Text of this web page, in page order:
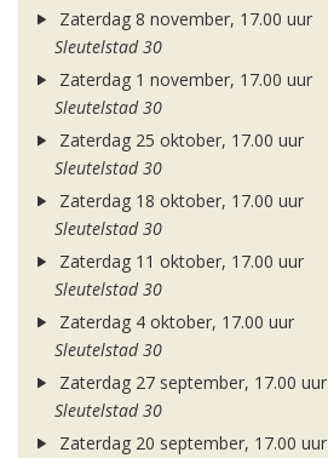
Zaterdag 8 november, 17.00 uur
Sleutelstad 30
Zaterdag 1 november, 17.00 uur
Sleutelstad 30
Zaterdag 25 oktober, 17.00 uur
Sleutelstad 30
Zaterdag 18 oktober, 17.00 uur
Sleutelstad 30
Zaterdag 11 oktober, 17.00 uur
Sleutelstad 30
Zaterdag 4 oktober, 17.00 uur
Sleutelstad 30
Zaterdag 27 september, 17.00 uur
Sleutelstad 30
Zaterdag 20 september, 17.00 uur